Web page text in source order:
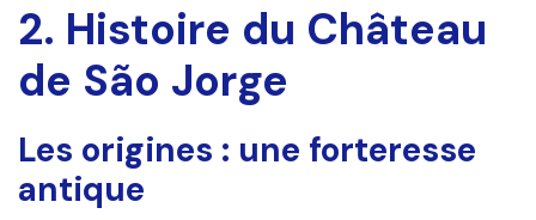
2. Histoire du Château
de São Jorge
Les origines : une forteresse
antique